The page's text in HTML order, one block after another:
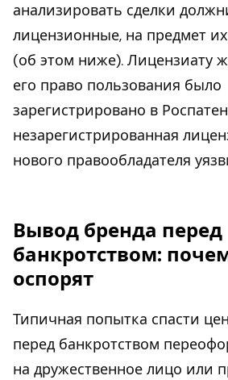
анализировать сделки
лицензионные, на предмет
(об этом ниже). Лицензиату
его право пользования было
зарегистрировано в
незарегистрированная
нового правообладателя
Вывод бренда перед
банкротством:
оспорят
Типичная попытка спасти
перед банкротством
на дружественное лицо или